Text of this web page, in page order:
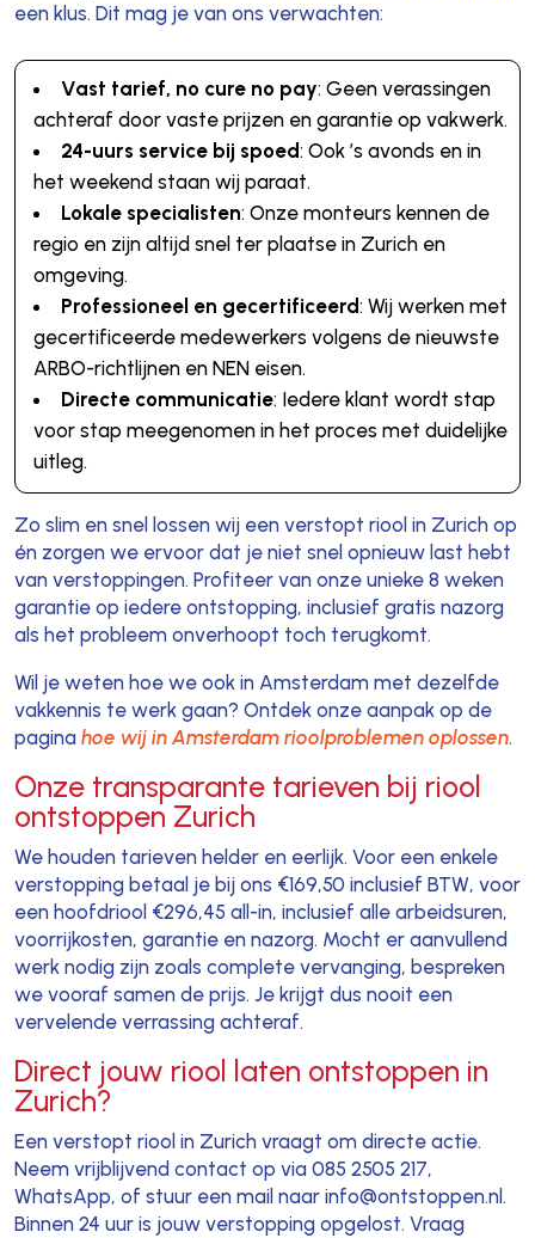
een klus. Dit mag je van ons verwachten:
Vast tarief, no cure no pay: Geen verassingen
achteraf door vaste prijzen en garantie op vakwerk.
24-uurs service bij spoed: Ook ’s avonds en in
het weekend staan wij paraat.
Lokale specialisten: Onze monteurs kennen de
regio en zijn altijd snel ter plaatse in Zurich en
omgeving.
Professioneel en gecertificeerd: Wij werken met
gecertificeerde medewerkers volgens de nieuwste
ARBO-richtlijnen en NEN eisen.
Directe communicatie: Iedere klant wordt stap
voor stap meegenomen in het proces met duidelijke
uitleg.
Zo slim en snel lossen wij een verstopt riool in Zurich op
én zorgen we ervoor dat je niet snel opnieuw last hebt
van verstoppingen. Profiteer van onze unieke 8 weken
garantie op iedere ontstopping, inclusief gratis nazorg
als het probleem onverhoopt toch terugkomt.
Wil je weten hoe we ook in Amsterdam met dezelfde
vakkennis te werk gaan? Ontdek onze aanpak op de
pagina hoe wij in Amsterdam rioolproblemen oplossen.
Onze transparante tarieven bij riool
ontstoppen Zurich
We houden tarieven helder en eerlijk. Voor een enkele
verstopping betaal je bij ons €169,50 inclusief BTW, voor
een hoofdriool €296,45 all-in, inclusief alle arbeidsuren,
voorrijkosten, garantie en nazorg. Mocht er aanvullend
werk nodig zijn zoals complete vervanging, bespreken
we vooraf samen de prijs. Je krijgt dus nooit een
vervelende verrassing achteraf.
Direct jouw riool laten ontstoppen in
Zurich?
Een verstopt riool in Zurich vraagt om directe actie.
Neem vrijblijvend contact op via 085 2505 217,
WhatsApp, of stuur een mail naar info@ontstoppen.nl.
Binnen 24 uur is jouw verstopping opgelost. Vraag